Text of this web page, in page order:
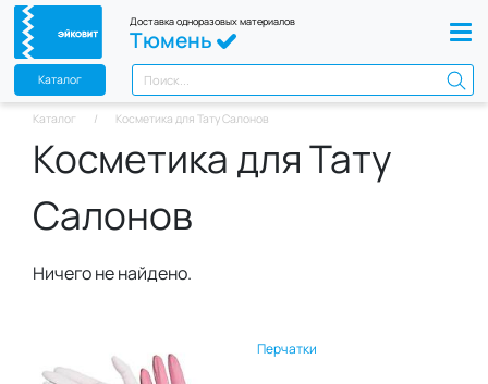
Доставка одноразовых материалов
Тюмень
Каталог
Каталог Косметика для Тату Салонов
Косметика для Тату
Салонов
Ничего не найдено.
Перчатки